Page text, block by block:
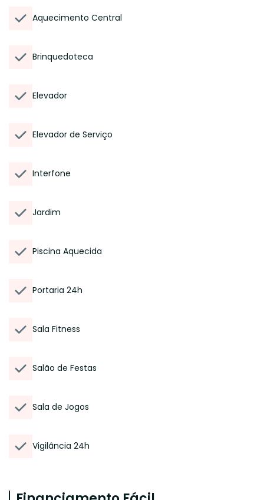
Aquecimento Central
Brinquedoteca
Elevador
Elevador de Serviço
Interfone
Jardim
Piscina Aquecida
Portaria 24h
Sala Fitness
Salão de Festas
Sala de Jogos
Vigilância 24h